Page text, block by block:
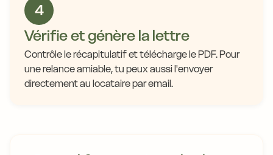
4
Vérifie et génère la lettre
Contrôle le récapitulatif et télécharge le PDF. Pour
une relance amiable, tu peux aussi l'envoyer
directement au locataire par email.